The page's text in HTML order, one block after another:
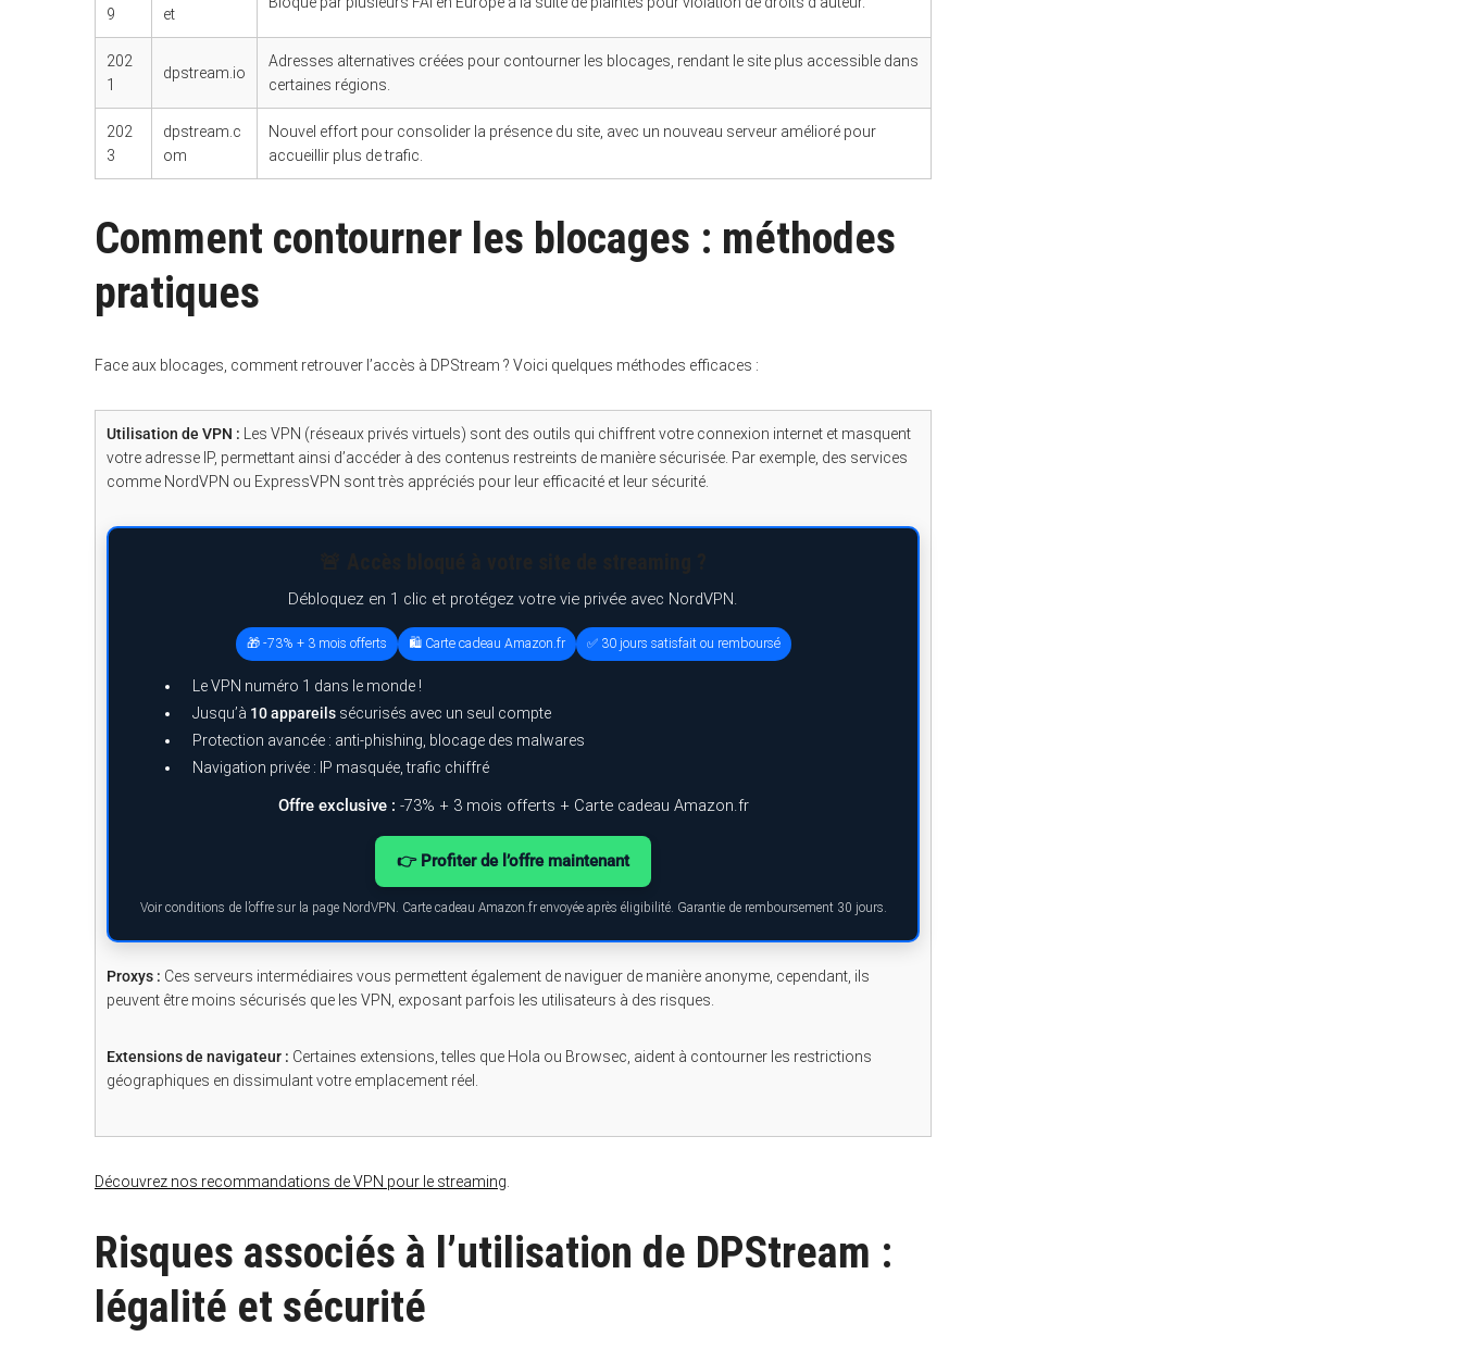
9
et
202
1
dpstream.io
Adresses alternatives créées pour contourner les blocages, rendant le site plus accessible dans
certaines régions.
202
3
dpstream.c
om
Nouvel effort pour consolider la présence du site, avec un nouveau serveur amélioré pour
accueillir plus de trafic.
Comment contourner les blocages : méthodes
pratiques
Face aux blocages, comment retrouver l’accès à DPStream ? Voici quelques méthodes efficaces :
Utilisation de VPN : Les VPN (réseaux privés virtuels) sont des outils qui chiffrent votre connexion internet et masquent
votre adresse IP, permettant ainsi d’accéder à des contenus restreints de manière sécurisée. Par exemple, des services
comme NordVPN ou ExpressVPN sont très appréciés pour leur efficacité et leur sécurité.
Débloquez en 1 clic et protégez votre vie privée avec NordVPN.
🎁 -73% + 3 mois offerts 🛍️ Carte cadeau Amazon.fr ✅ 30 jours satisfait ou remboursé
Le VPN numéro 1 dans le monde !
Jusqu’à 10 appareils sécurisés avec un seul compte
Protection avancée : anti-phishing, blocage des malwares
Navigation privée : IP masquée, trafic chiffré
Offre exclusive : -73% + 3 mois offerts + Carte cadeau Amazon.fr
👉 Profiter de l’offre maintenant
Voir conditions de l’offre sur la page NordVPN. Carte cadeau Amazon.fr envoyée après éligibilité. Garantie de remboursement 30 jours.
Proxys : Ces serveurs intermédiaires vous permettent également de naviguer de manière anonyme, cependant, ils
peuvent être moins sécurisés que les VPN, exposant parfois les utilisateurs à des risques.
Extensions de navigateur : Certaines extensions, telles que Hola ou Browsec, aident à contourner les restrictions
géographiques en dissimulant votre emplacement réel.
Découvrez nos recommandations de VPN pour le streaming
Risques associés à l’utilisation de DPStream :
légalité et sécurité